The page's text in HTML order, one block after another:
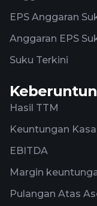
EPS Anggaran
Anggaran EPS
Suku Terkini
Hasil TTM
Keuntungan
EBITDA
Margin
Pulangan Atas